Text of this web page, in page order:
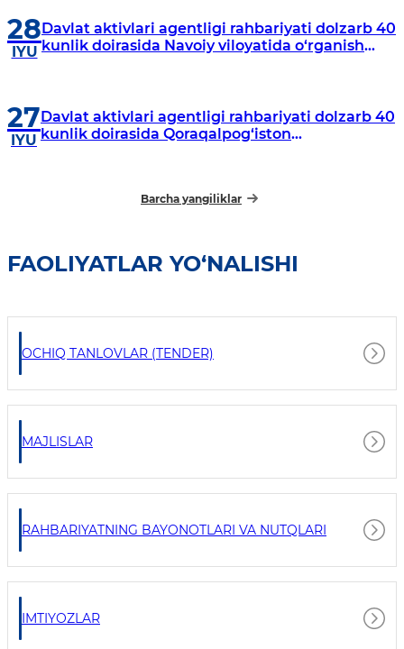
28
IYU
Davlat aktivlari agentligi rahbariyati dolzarb 40
kunlik doirasida Navoiy viloyatida o‘rganish
27
IYU
Davlat aktivlari agentligi rahbariyati dolzarb 40
kunlik doirasida Qoraqalpog‘iston
Barcha yangiliklar
FAOLIYATLAR YO‘NALISHI
OCHIQ TANLOVLAR (TENDER)
MAJLISLAR
RAHBARIYATNING BAYONOTLARI VA NUTQLARI
IMTIYOZLAR